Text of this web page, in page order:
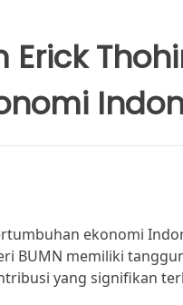
Erick
ekonomi
BUMN memiliki
yang signifikan